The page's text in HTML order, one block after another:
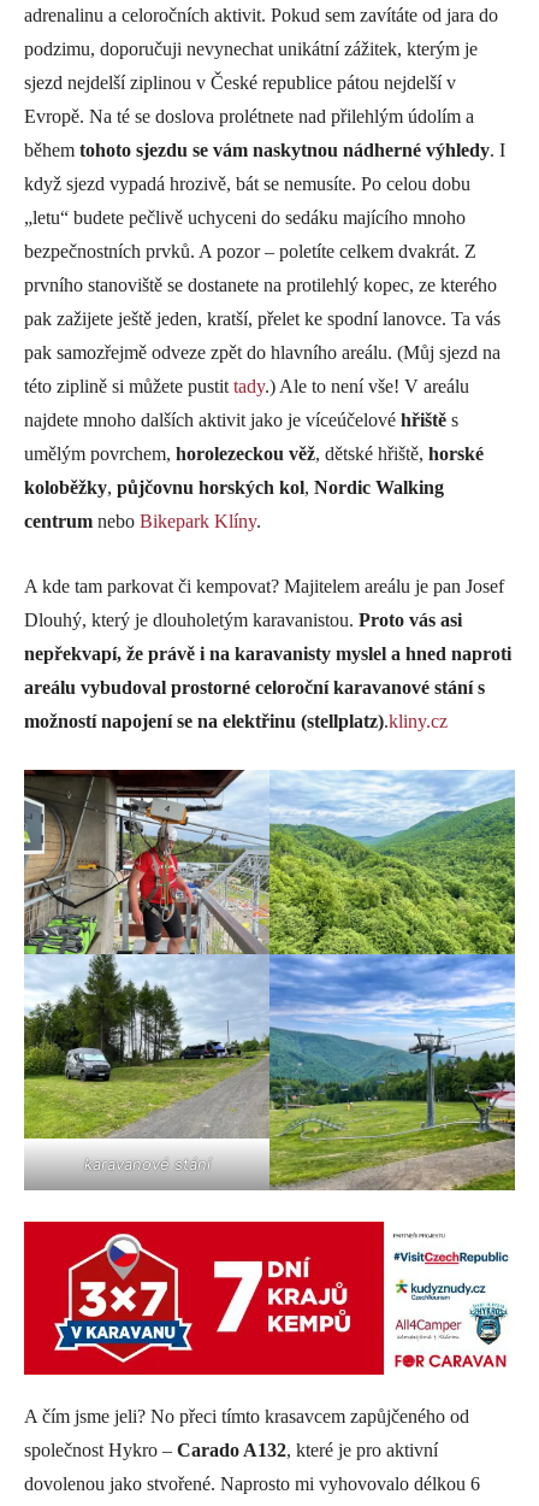
adrenalinu a celoročních aktivit. Pokud sem zavítáte od jara do
podzimu, doporučuji nevynechat unikátní zážitek, kterým je
sjezd nejdelší ziplinou v České republice pátou nejdelší v
Evropě. Na té se doslova prolétnete nad přilehlým údolím a
během tohoto sjezdu se vám naskytnou nádherné výhledy. I
když sjezd vypadá hrozivě, bát se nemusíte. Po celou dobu
„letu“ budete pečlivě uchyceni do sedáku majícího mnoho
bezpečnostních prvků. A pozor – poletíte celkem dvakrát. Z
prvního stanoviště se dostanete na protilehlý kopec, ze kterého
pak zažijete ještě jeden, kratší, přelet ke spodní lanovce. Ta vás
pak samozřejmě odveze zpět do hlavního areálu. (Můj sjezd na
této ziplině si můžete pustit tady.) Ale to není vše! V areálu
najdete mnoho dalších aktivit jako je víceúčelové hřiště s
umělým povrchem, horolezeckou věž, dětské hřiště, horské
koloběžky, půjčovnu horských kol, Nordic Walking
centrum nebo Bikepark Klíny.
A kde tam parkovat či kempovat? Majitelem areálu je pan Josef
Dlouhý, který je dlouholetým karavanistou. Proto vás asi
nepřekvapí, že právě i na karavanisty myslel a hned naproti
areálu vybudoval prostorné celoroční karavanové stání s
možností napojení se na elektřinu (stellplatz).kliny.cz
karavanové stání
A čím jsme jeli? No přeci tímto krasavcem zapůjčeného od
společnost Hykro – Carado A132, které je pro aktivní
dovolenou jako stvořené. Naprosto mi vyhovovalo délkou 6